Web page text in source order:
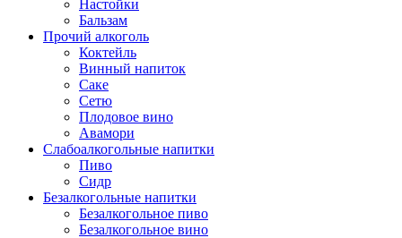
Настойки
Бальзам
Прочий алкоголь
Коктейль
Винный напиток
Саке
Сетю
Плодовое вино
Авамори
Слабоалкогольные напитки
Пиво
Сидр
Безалкогольные напитки
Безалкогольное пиво
Безалкогольное вино